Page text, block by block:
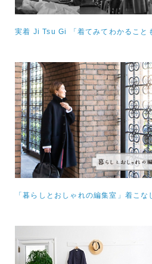
実着 Ji Tsu Gi 「着てみてわかること
「暮らしとおしゃれの編集室」着こな